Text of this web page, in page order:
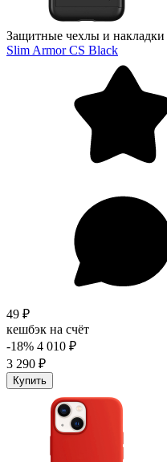
Защитные чехлы и накладки
Slim Armor CS Black
49 ₽
кешбэк на счёт
-18% 4 010 ₽
3 290 ₽
Купить